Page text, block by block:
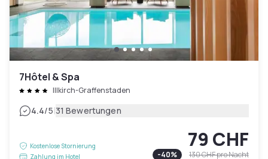
7Hôtel & Spa
Illkirch-Graffenstaden
4.4/5|31 Bewertungen
Kostenlose Stornierung
Zahlung im Hotel
79 CHF
-40% 130 CHFpro Nacht